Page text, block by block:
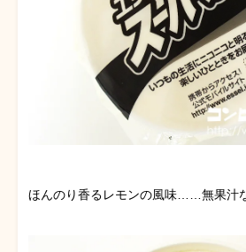
ほんのり香るレモンの風味……無果汁